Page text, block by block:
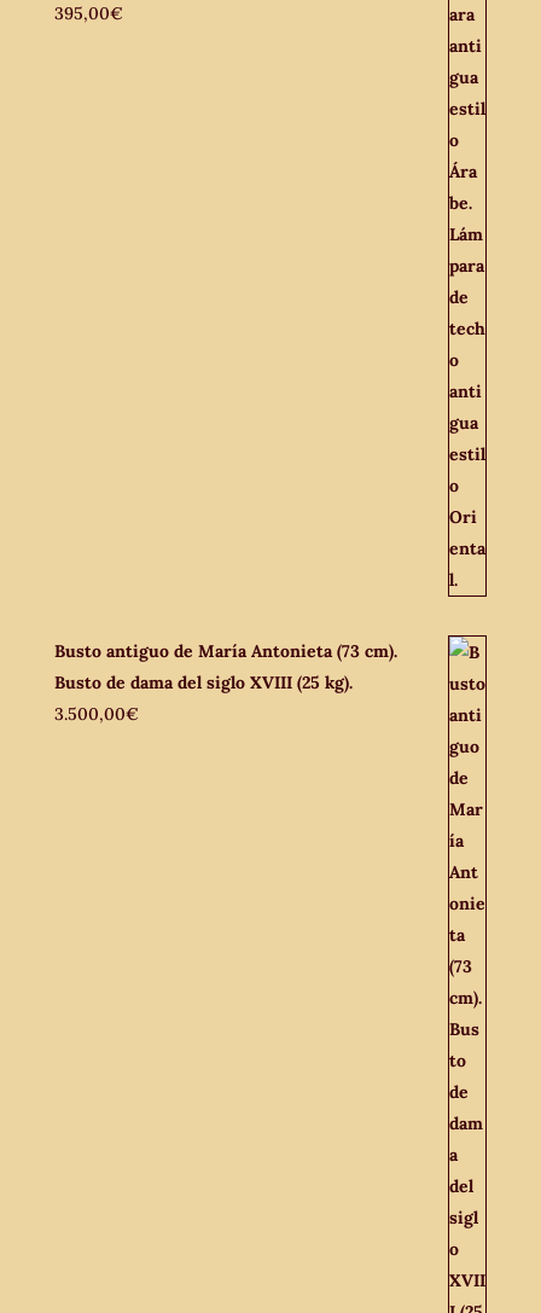
395,00€
Busto antiguo de María Antonieta (73 cm).
Busto de dama del siglo XVIII (25 kg).
3.500,00€